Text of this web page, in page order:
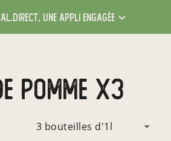
une appli engagée
pomme x3
3 bouteilles d'1l